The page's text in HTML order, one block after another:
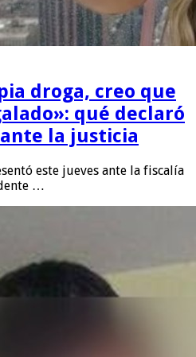
droga, creo que
qué declaró
la justicia
este jueves ante la fiscalía
…